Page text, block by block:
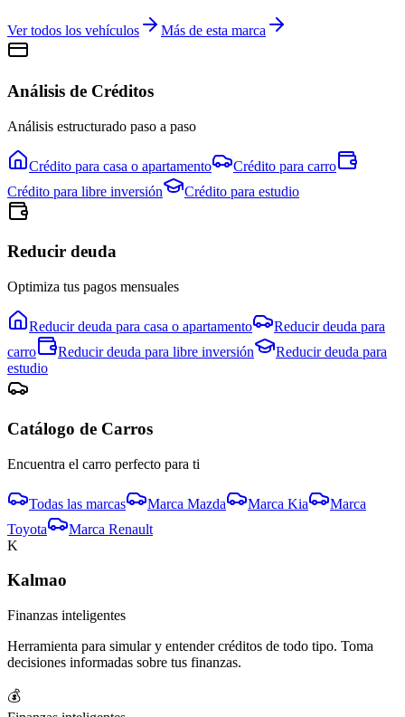
Ver todos los vehículos Más de esta marca
Análisis de Créditos
Análisis estructurado paso a paso
Crédito para casa o apartamento Crédito para carro
Crédito para libre inversión Crédito para estudio
Reducir deuda
Optimiza tus pagos mensuales
Reducir deuda para casa o apartamento
Reducir deuda para
carro
Reducir deuda para libre inversión
Reducir deuda para
estudio
Catálogo de Carros
Encuentra el carro perfecto para ti
Todas las marcas Marca Mazda Marca Kia
Marca
Toyota
Marca Renault
K
Kalmao
Finanzas inteligentes
Herramienta para simular y entender créditos de todo tipo. Toma
decisiones informadas sobre tus finanzas.
💰